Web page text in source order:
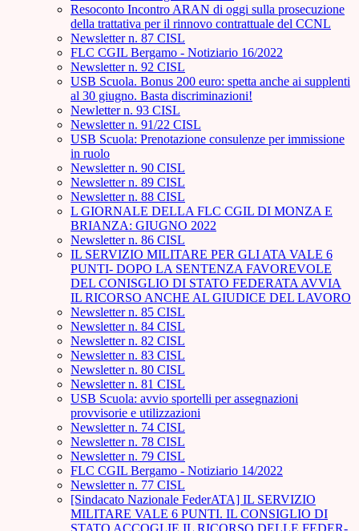
Resoconto Incontro ARAN di oggi sulla prosecuzione
della trattativa per il rinnovo contrattuale del CCNL
Newsletter n. 87 CISL
FLC CGIL Bergamo - Notiziario 16/2022
Newsletter n. 92 CISL
USB Scuola. Bonus 200 euro: spetta anche ai supplenti
al 30 giugno. Basta discriminazioni!
Newletter n. 93 CISL
Newsletter n. 91/22 CISL
USB Scuola: Prenotazione consulenze per immissione
in ruolo
Newsletter n. 90 CISL
Newsletter n. 89 CISL
Newsletter n. 88 CISL
L GIORNALE DELLA FLC CGIL DI MONZA E
BRIANZA: GIUGNO 2022
Newsletter n. 86 CISL
IL SERVIZIO MILITARE PER GLI ATA VALE 6
PUNTI- DOPO LA SENTENZA FAVOREVOLE
DEL CONISGLIO DI STATO FEDERATA AVVIA
IL RICORSO ANCHE AL GIUDICE DEL LAVORO
Newsletter n. 85 CISL
Newsletter n. 84 CISL
Newsletter n. 82 CISL
Newsletter n. 83 CISL
Newsletter n. 80 CISL
Newsletter n. 81 CISL
USB Scuola: avvio sportelli per assegnazioni
provvisorie e utilizzazioni
Newsletter n. 74 CISL
Newsletter n. 78 CISL
Newsletter n. 79 CISL
FLC CGIL Bergamo - Notiziario 14/2022
Newsletter n. 77 CISL
[Sindacato Nazionale FederATA] IL SERVIZIO
MILITARE VALE 6 PUNTI. IL CONSIGLIO DI